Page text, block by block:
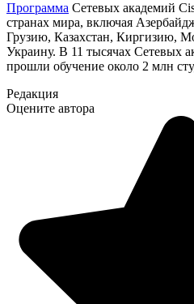
Программа Сетевых академий
странах мира, включая
Грузию, Казахстан, Киргизию,
Украину. В 11 тысячах Сетевых
прошли обучение около 2 млн
Редакция
Оцените автора